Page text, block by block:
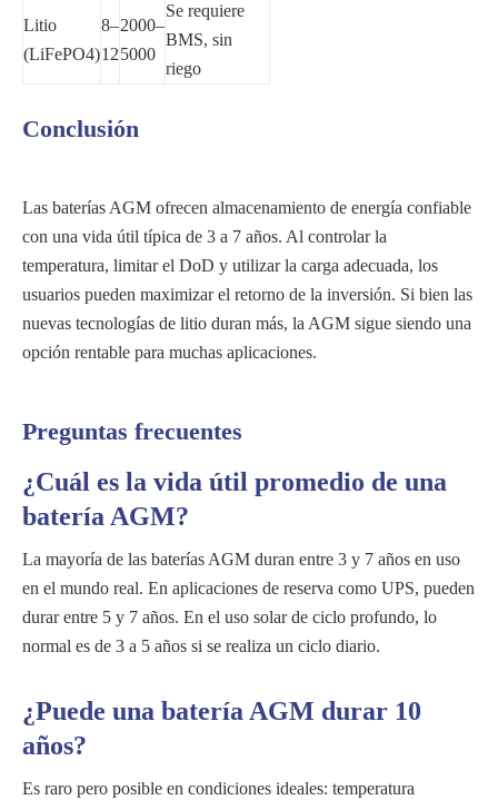
Litio
(LiFePO4)
8–
12
2000–
5000
Se requiere
BMS, sin
riego
Conclusión
Las baterías AGM ofrecen almacenamiento de energía confiable
con una vida útil típica de 3 a 7 años. Al controlar la
temperatura, limitar el DoD y utilizar la carga adecuada, los
usuarios pueden maximizar el retorno de la inversión. Si bien las
nuevas tecnologías de litio duran más, la AGM sigue siendo una
opción rentable para muchas aplicaciones.
Preguntas frecuentes
¿Cuál es la vida útil promedio de una
batería AGM?
La mayoría de las baterías AGM duran entre 3 y 7 años en uso
en el mundo real. En aplicaciones de reserva como UPS, pueden
durar entre 5 y 7 años. En el uso solar de ciclo profundo, lo
normal es de 3 a 5 años si se realiza un ciclo diario.
¿Puede una batería AGM durar 10
años?
Es raro pero posible en condiciones ideales: temperatura